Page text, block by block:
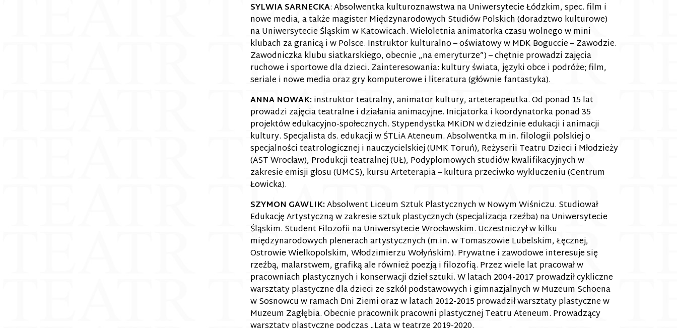
SYLWIA SARNECKA: Absolwentka kulturoznawstwa na Uniwersytecie Łódzkim, spec. film i
nowe media, a także magister Międzynarodowych Studiów Polskich (doradztwo kulturowe)
na Uniwersytecie Śląskim w Katowicach. Wieloletnia animatorka czasu wolnego w mini
klubach za granicą i w Polsce. Instruktor kulturalno – oświatowy w MDK Boguccie – Zawodzie.
Zawodniczka klubu siatkarskiego, obecnie „na emeryturze”) – chętnie prowadzi zajęcia
ruchowe i sportowe dla dzieci. Zainteresowania: kultury świata, języki obce i podróże; film,
seriale i nowe media oraz gry komputerowe i literatura (głównie fantastyka).
ANNA NOWAK:instruktor teatralny, animator kultury, arteterapeutka. Od ponad 15 lat
prowadzi zajęcia teatralne i działania animacyjne. Inicjatorka i koordynatorka ponad 35
projektów edukacyjno-społecznych. Stypendystka MKiDN w dziedzinie edukacji i animacji
kultury. Specjalista ds. edukacji w ŚTLiA Ateneum. Absolwentka m.in. filologii polskiej o
specjalności teatrologicznej i nauczycielskiej (UMK Toruń), Reżyserii Teatru Dzieci i Młodzieży
(AST Wrocław), Produkcji teatralnej (UŁ), Podyplomowych studiów kwalifikacyjnych w
zakresie emisji głosu (UMCS), kursu Arteterapia – kultura przeciwko wykluczeniu (Centrum
Łowicka).
SZYMON GAWLIK:Absolwent Liceum Sztuk Plastycznych w Nowym Wiśniczu. Studiował
Edukację Artystyczną w zakresie sztuk plastycznych (specjalizacja rzeźba) na Uniwersytecie
Śląskim. Student Filozofii na Uniwersytecie Wrocławskim. Uczestniczył w kilku
międzynarodowych plenerach artystycznych (m.in. w Tomaszowie Lubelskim, Łęcznej,
Ostrowie Wielkopolskim, Włodzimierzu Wołyńskim). Prywatne i zawodowe interesuje się
rzeźbą, malarstwem, grafiką ale również poezją i filozofią. Przez wiele lat pracował w
pracowniach plastycznych i konserwacji dzieł sztuki. W latach 2004-2017 prowadził cykliczne
warsztaty plastyczne dla dzieci ze szkół podstawowych i gimnazjalnych w Muzeum Schoena
w Sosnowcu w ramach Dni Ziemi oraz w latach 2012-2015 prowadził warsztaty plastyczne w
Muzeum Zagłębia. Obecnie pracownik pracowni plastycznej Teatru Ateneum. Prowadzący